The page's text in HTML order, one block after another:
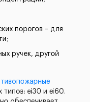
порогов – для
ручек, другой
типов: ei30 и ei60.